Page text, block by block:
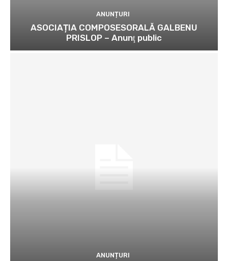
ANUNȚURI
ASOCIAȚIA COMPOSESORALĂ GALBENU
PRISLOP – Anunţ public
ANUNȚURI